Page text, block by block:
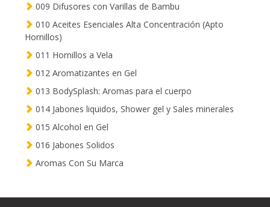
009 Difusores con Varillas de Bambu
010 Aceites Esenciales Alta Concentración (Apto
Hornillos)
011 Hornillos a Vela
012 Aromatizantes en Gel
013 BodySplash: Aromas para el cuerpo
014 Jabones liquidos, Shower gel y Sales minerales
015 Alcohol en Gel
016 Jabones Solidos
Aromas Con Su Marca